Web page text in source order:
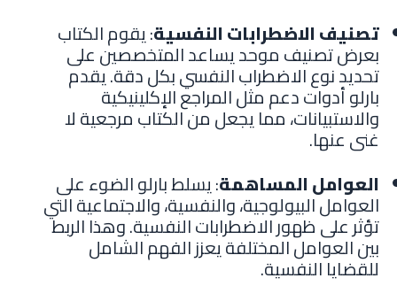
تصنيف الاضطرابات النفسية: يقوم الكتاب
بعرض تصنيف موحد يساعد المتخصصين على
تحديد نوع الاضطراب النفسي بكل دقة. يقدم
بارلو أدوات دعم مثل المراجع الإكلينيكية
والاستبيانات، مما يجعل من الكتاب مرجعية لا
غنى عنها.
العوامل المساهمة: يسلط بارلو الضوء على
العوامل البيولوجية، والنفسية، والاجتماعية التي
تؤثر على ظهور الاضطرابات النفسية. وهذا الربط
بين العوامل المختلفة يعزز الفهم الشامل
للقضايا النفسية.